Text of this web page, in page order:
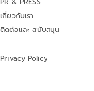
เกี่ยวกับเรา
ติดต่อและ สนับสนุน
Privacy Policy